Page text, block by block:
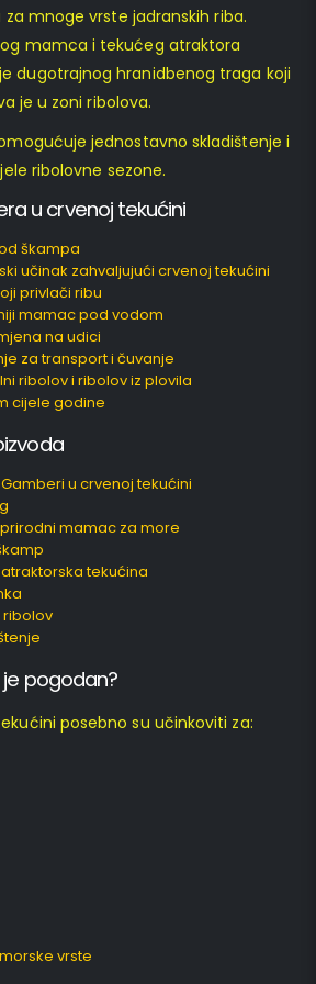
mnoge vrste jadranskih riba.
mamca i tekućeg atraktora
dugotrajnog hranidbenog traga koji
je u zoni ribolova.
jednostavno skladištenje i
ribolovne sezone.
u crvenoj tekućini
škampa
učinak zahvaljujući crvenoj tekućini
privlači ribu
mamac pod vodom
na udici
za transport i čuvanje
ribolov i ribolov iz plovila
cijele godine
u crvenoj tekućini
mamac za more
tekućina
ribolov
pogodan?
posebno su učinkoviti za:
vrste